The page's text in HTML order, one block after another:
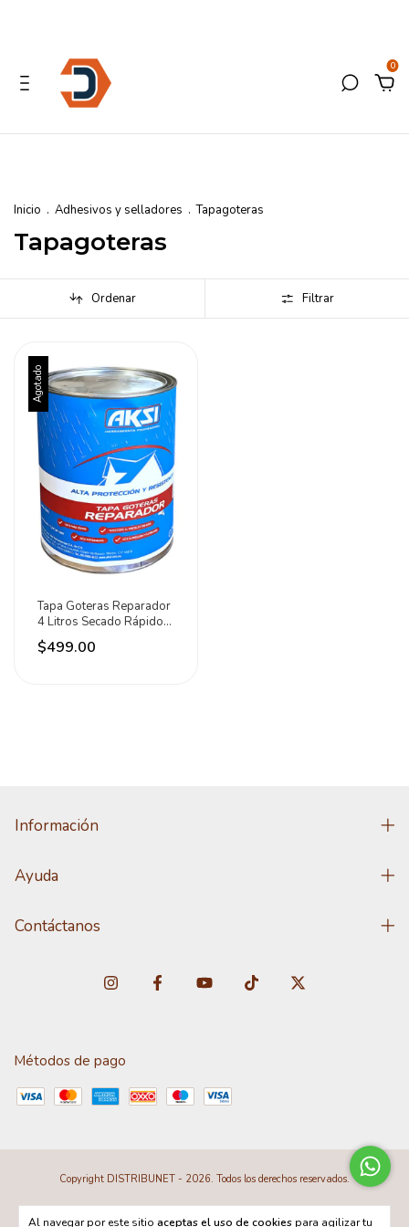
0
Al navegar por este sitio aceptas el uso de cookies para agilizar tu
Inicio . Adhesivos y selladores . Tapagoteras
Tapagoteras
Ordenar Filtrar
Agotado
Tapa Goteras Reparador
4 Litros Secado Rápido
Aksi Negro
$499.00
Información
Ayuda
Contáctanos
Métodos de pago
Copyright DISTRIBUNET - 2026. Todos los derechos reservados.